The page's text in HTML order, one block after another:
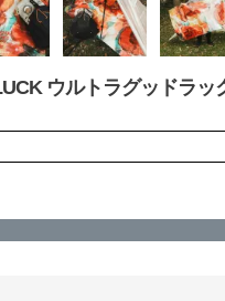
ウルトラグッドラッ